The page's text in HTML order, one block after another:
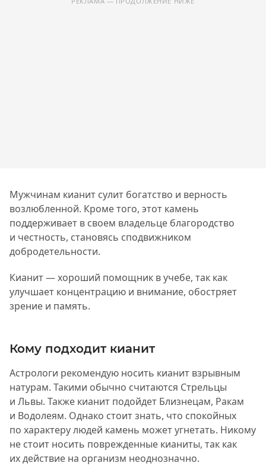
Мужчинам кианит сулит богатство и верность
возлюбленной. Кроме того, этот камень
поддерживает в своем владельце благородство
и честность, становясь сподвижником
добродетельности.
Кианит — хороший помощник в учебе, так как
улучшает концентрацию и внимание, обостряет
зрение и память.
Кому подходит кианит
Астрологи рекомендую носить кианит взрывным
натурам. Такими обычно считаются Стрельцы
и Львы. Также кианит подойдет Близнецам, Ракам
и Водолеям. Однако стоит знать, что спокойных
по характеру людей камень может угнетать. Никому
не стоит носить поврежденные кианиты, так как
их действие на организм неоднозначно.